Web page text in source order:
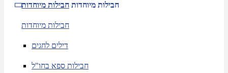
חבילות מיוחדות חבילות מיוחדות
חבילות מיוחדות
דילים לחגים
חבילות ספא בחו"ל